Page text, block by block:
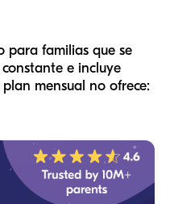
para familias que se
e incluye
mensual no ofrece: